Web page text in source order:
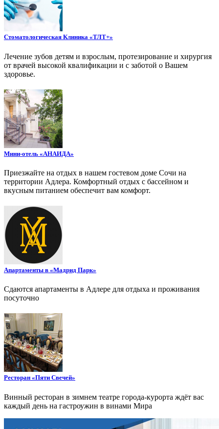
Стоматологическая Клиника «ТЛТ+»
Лечение зубов детям и взрослым, протезирование и хирургия
от врачей высокой квалификации и с заботой о Вашем
здоровье.
Мини-отель «АНАИДА»
Приезжайте на отдых в нашем гостевом доме Сочи на
территории Адлера. Комфортный отдых с бассейном и
вкусным питанием обеспечит вам комфорт.
Апартаменты в «Мадрид Парк»
Сдаются апартаменты в Адлере для отдыха и проживания
посуточно
Ресторан «Пяти Свечей»
Винный ресторан в зимнем театре города-курорта ждёт вас
каждый день на гастроужин в винами Мира